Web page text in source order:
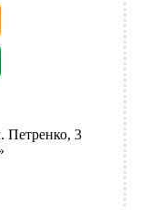
Петренко, 3